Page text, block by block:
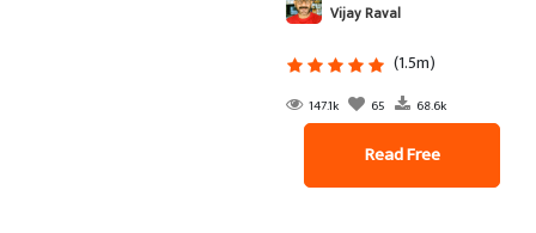
Vijay Raval
(1.5m)
147.1k 65 68.6k
Read Free